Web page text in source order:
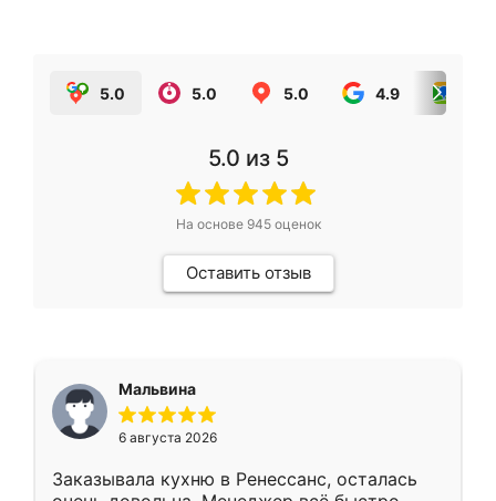
5.0 5.0 5.0 4.9
5.0 из 5
На основе 945оценок
Оставить отзыв
Мальвина
6 августа 2026
Заказывала кухню в Ренессанс, осталась